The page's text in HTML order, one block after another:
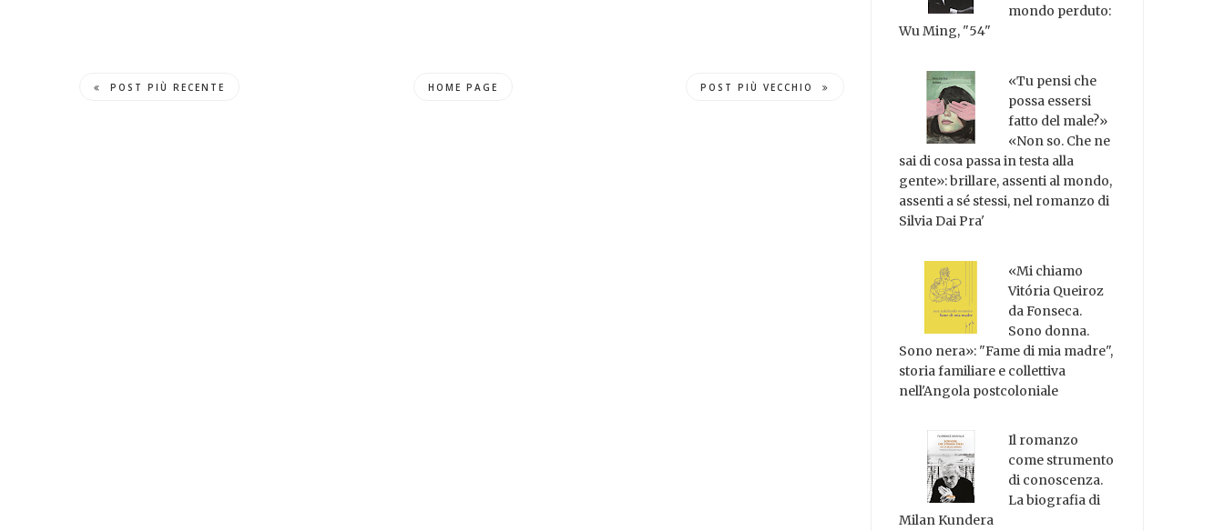
POST PIÙ RECENTE HOME PAGE POST PIÙ VECCHIO
mondo perduto:
Wu Ming, "54"
«Tu pensi che
possa essersi
fatto del male?»
«Non so. Che ne
sai di cosa passa in testa alla
gente»: brillare, assenti al mondo,
assenti a sé stessi, nel romanzo di
Silvia Dai Pra'
«Mi chiamo
Vitória Queiroz
da Fonseca.
Sono donna.
Sono nera»: "Fame di mia madre",
storia familiare e collettiva
nell'Angola postcoloniale
Il romanzo
come strumento
di conoscenza.
La biografia di
Milan Kundera